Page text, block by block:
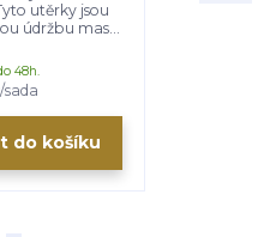
utěrky jsou
údržbu mas...
/sada
48h.
do košíku